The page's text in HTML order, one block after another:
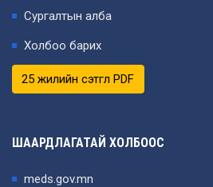
Сургалтын алба
Холбоо барих
25 жилийн сэтгүүл PDF
ШААРДЛАГАТАЙ ХОЛБООС
meds.gov.mn